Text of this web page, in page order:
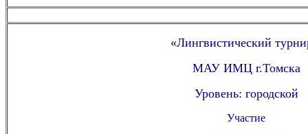
«Лингвистический
МАУ ИМЦ г.Томска
Уровень: городской
Участие